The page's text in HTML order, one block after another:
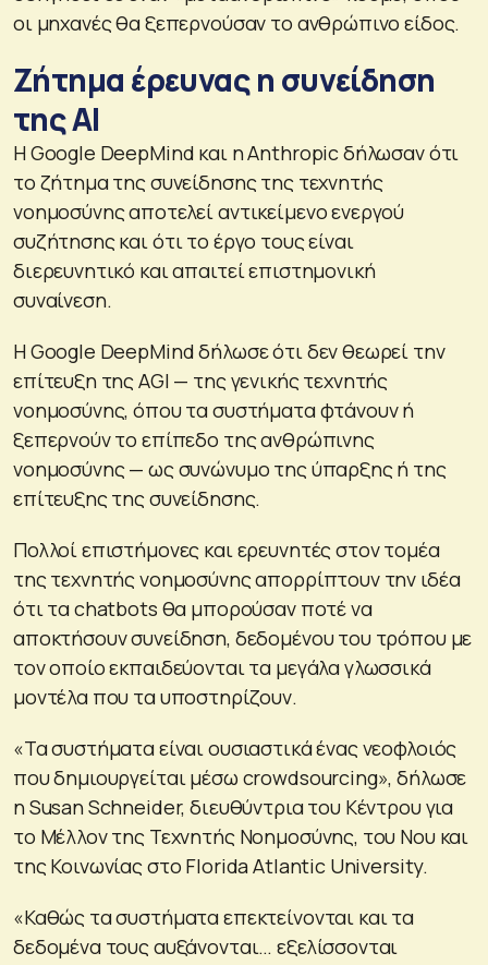
οι μηχανές θα ξεπερνούσαν το ανθρώπινο είδος.
Ζήτημα έρευνας η συνείδηση
της ΑΙ
Η Google DeepMind και η Anthropic δήλωσαν ότι
το ζήτημα της συνείδησης της τεχνητής
νοημοσύνης αποτελεί αντικείμενο ενεργού
συζήτησης και ότι το έργο τους είναι
διερευνητικό και απαιτεί επιστημονική
συναίνεση.
Η Google DeepMind δήλωσε ότι δεν θεωρεί την
επίτευξη της AGI — της γενικής τεχνητής
νοημοσύνης, όπου τα συστήματα φτάνουν ή
ξεπερνούν το επίπεδο της ανθρώπινης
νοημοσύνης — ως συνώνυμο της ύπαρξης ή της
επίτευξης της συνείδησης.
Πολλοί επιστήμονες και ερευνητές στον τομέα
της τεχνητής νοημοσύνης απορρίπτουν την ιδέα
ότι τα chatbots θα μπορούσαν ποτέ να
αποκτήσουν συνείδηση, δεδομένου του τρόπου με
τον οποίο εκπαιδεύονται τα μεγάλα γλωσσικά
μοντέλα που τα υποστηρίζουν.
«Τα συστήματα είναι ουσιαστικά ένας νεοφλοιός
που δημιουργείται μέσω crowdsourcing», δήλωσε
η Susan Schneider, διευθύντρια του Κέντρου για
το Μέλλον της Τεχνητής Νοημοσύνης, του Νου και
της Κοινωνίας στο Florida Atlantic University.
«Καθώς τα συστήματα επεκτείνονται και τα
δεδομένα τους αυξάνονται… εξελίσσονται